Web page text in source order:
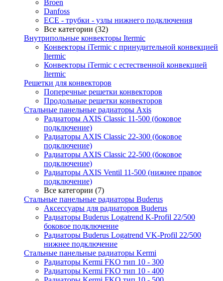
Broen
Danfoss
ECE - трубки - узлы нижнего подключения
Все категории (32)
Внутрипольные конвекторы Itermic
Конвекторы iTermic c принудительной конвекцией
Itermic
Конвекторы iTermic с естественной конвекцией
Itermic
Решетки для конвекторов
Поперечные решетки конвекторов
Продольные решетки конвекторов
Стальные панельные радиаторы Axis
Радиаторы AXIS Classic 11-500 (боковое
подключение)
Радиаторы AXIS Classic 22-300 (боковое
подключение)
Радиаторы AXIS Classic 22-500 (боковое
подключение)
Радиаторы AXIS Ventil 11-500 (нижнее правое
подключение)
Все категории (7)
Стальные панельные радиаторы Buderus
Аксессуары для радиаторов Buderus
Радиаторы Buderus Logatrend K-Profil 22/500
боковое подключение
Радиаторы Buderus Logatrend VK-Profil 22/500
нижнее подключение
Стальные панельные радиаторы Kermi
Радиаторы Kermi FKO тип 10 - 300
Радиаторы Kermi FKO тип 10 - 400